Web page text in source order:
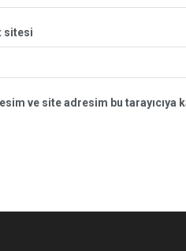
sitesi
ve site adresim bu tarayıcıya